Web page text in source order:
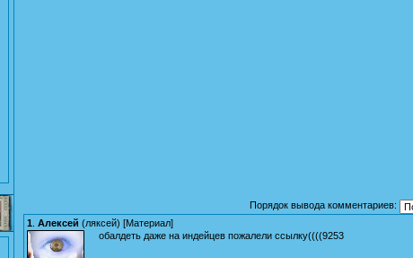
Порядок вывода комментариев:
1 Алексей (ляксей) [Материал]
обалдеть даже на индейцев пожалели ссылку((((9253